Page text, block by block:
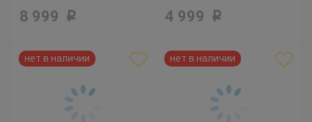
8 999 Р 4 999 Р